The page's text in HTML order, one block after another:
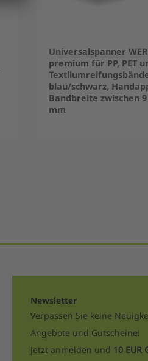
Universalspanner
premium für PP, PET
blau/schwarz,
Bandbreite zwischen
mm
Newsletter
Verpassen Sie keine
Angebote und Gutscheine!
Jetzt anmelden und 10 EUR